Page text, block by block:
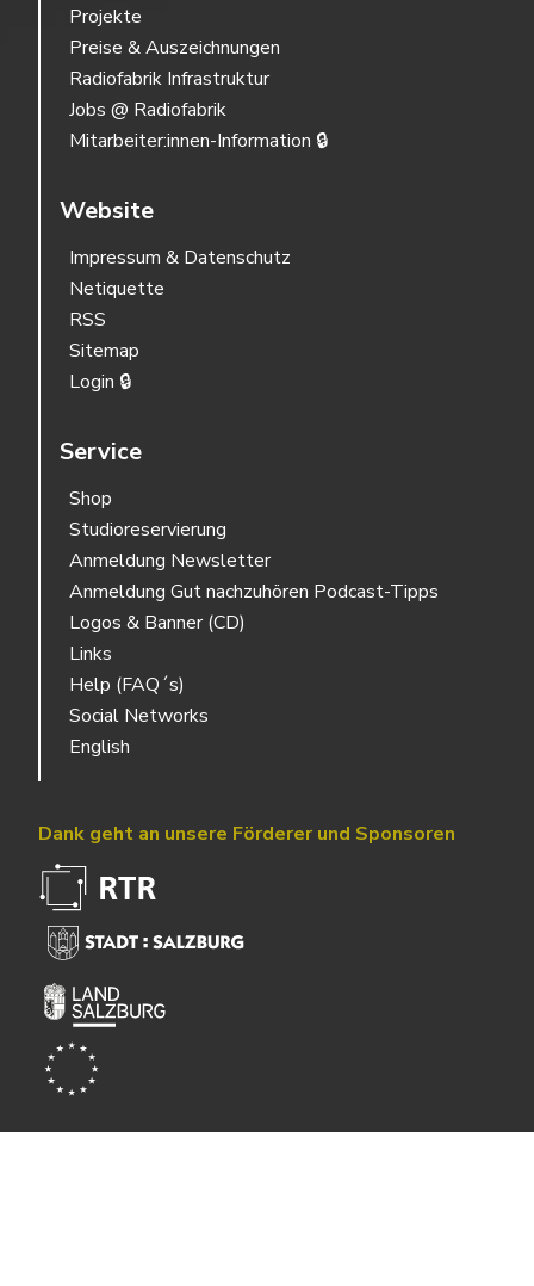
Projekte
Preise & Auszeichnungen
Radiofabrik Infrastruktur
Jobs @ Radiofabrik
Mitarbeiter:innen-Information 🔒
Website
Impressum & Datenschutz
Netiquette
RSS
Sitemap
Login 🔒
Service
Shop
Studioreservierung
Anmeldung Newsletter
Anmeldung Gut nachzuhören Podcast-Tipps
Logos & Banner (CD)
Links
Help (FAQ´s)
Social Networks
English
Dank geht an unsere Förderer und Sponsoren